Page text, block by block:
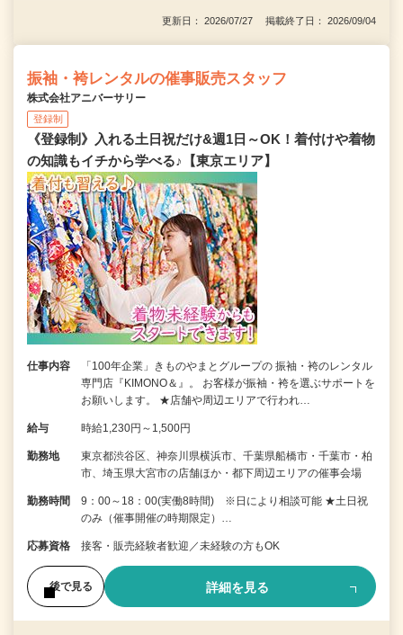
更新日： 2026/07/27 掲載終了日： 2026/09/04
振袖・袴レンタルの催事販売スタッフ
株式会社アニバーサリー
登録制
《登録制》入れる土日祝だけ&週1日～OK！着付けや着物
の知識もイチから学べる♪【東京エリア】
仕事内容
「100年企業」きものやまとグループの 振袖・袴のレンタル
専門店『KIMONO＆』。 お客様が振袖・袴を選ぶサポートを
お願いします。 ★店舗や周辺エリアで行われ…
給与 時給1,230円～1,500円
勤務地
東京都渋谷区、神奈川県横浜市、千葉県船橋市・千葉市・柏
市、埼玉県大宮市の店舗ほか・都下周辺エリアの催事会場
勤務時間
9：00～18：00(実働8時間) ※日により相談可能 ★土日祝
のみ（催事開催の時期限定）…
応募資格 接客・販売経験者歓迎／未経験の方もOK
後で見る 詳細を見る